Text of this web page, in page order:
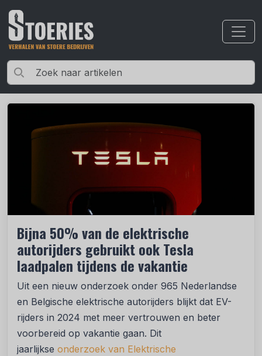
Bijna 50% van de elektrische
autorijders gebruikt ook Tesla
laadpalen tijdens de vakantie
Uit een nieuw onderzoek onder 965 Nederlandse
en Belgische elektrische autorijders blijkt dat EV-
rijders in 2024 met meer vertrouwen en beter
voorbereid op vakantie gaan. Dit
jaarlijkse onderzoek van Elektrische